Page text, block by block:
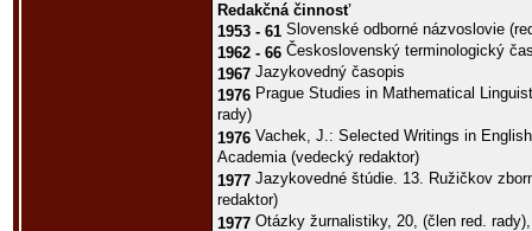
Redakčná činnosť
1953 - 61 Slovenské odborné názvoslovie
1962 - 66 Československý terminologický
1967 Jazykovedný časopis
1976 Prague Studies in Mathematical
rady)
1976 Vachek, J.: Selected Writings in
Academia (vedecký redaktor)
1977 Jazykovedné štúdie. 13. Ružičkov
redaktor)
1977 Otázky žurnalistiky, 20, (člen red.